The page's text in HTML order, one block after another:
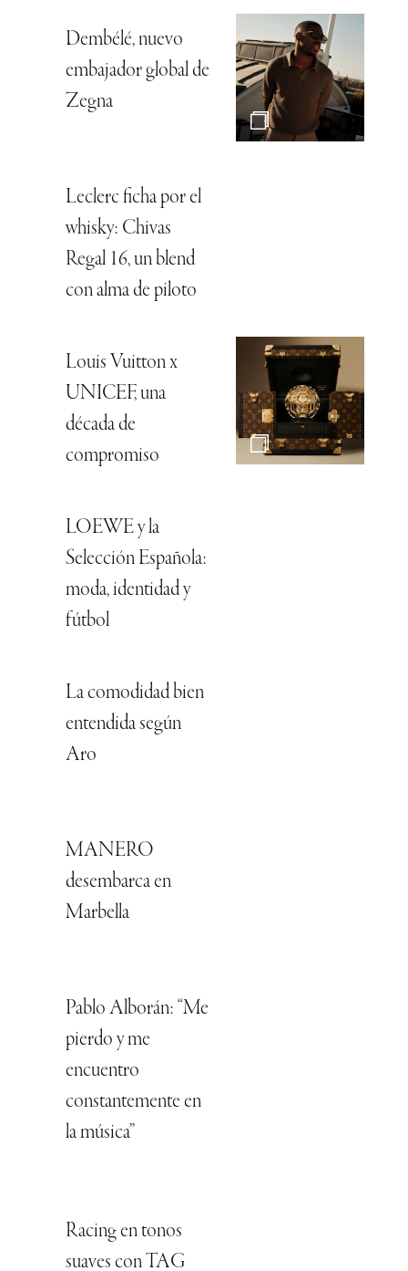
Dembélé, nuevo
embajador global de
Zegna
Leclerc ficha por el
whisky: Chivas
Regal 16, un blend
con alma de piloto
Louis Vuitton x
UNICEF, una
década de
compromiso
LOEWE y la
Selección Española:
moda, identidad y
fútbol
La comodidad bien
entendida según
Aro
MANERO
desembarca en
Marbella
Pablo Alborán: “Me
pierdo y me
encuentro
constantemente en
la música”
Racing en tonos
suaves con TAG